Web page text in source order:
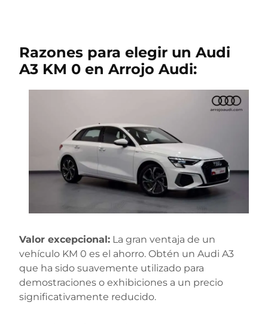
Razones para elegir un Audi
A3 KM 0 en Arrojo Audi:
Valor excepcional: La gran ventaja de un
vehículo KM 0 es el ahorro. Obtén un Audi A3
que ha sido suavemente utilizado para
demostraciones o exhibiciones a un precio
significativamente reducido.